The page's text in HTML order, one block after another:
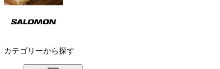
カテゴリーから探す